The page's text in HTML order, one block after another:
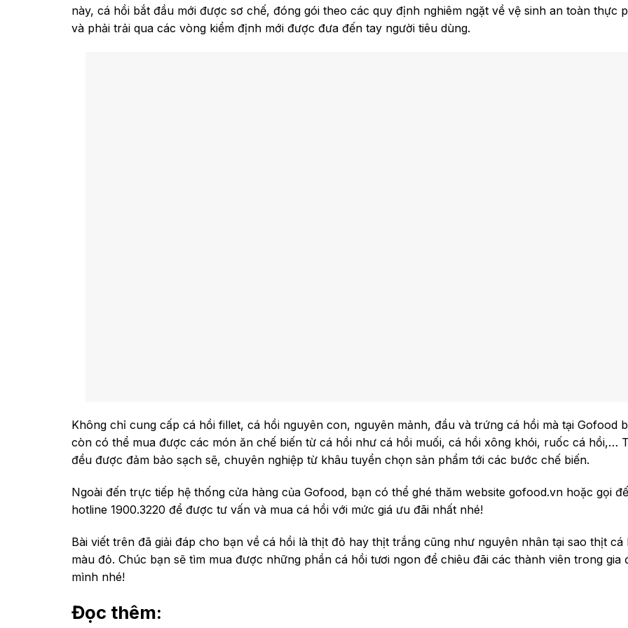
này, cá hồi bắt đầu mới được sơ chế, đóng gói theo các quy định nghiêm ngặt về vệ sinh an toàn thực
và phải trải qua các vòng kiểm định mới được đưa đến tay người tiêu dùng.
Không chỉ cung cấp cá hồi fillet, cá hồi nguyên con, nguyên mảnh, đầu và trứng cá hồi mà tại Gofood
còn có thể mua được các món ăn chế biến từ cá hồi như cá hồi muối, cá hồi xông khói, ruốc cá hồi,…
đều được đảm bảo sạch sẽ, chuyên nghiệp từ khâu tuyển chọn sản phẩm tới các bước chế biến.
Ngoài đến trực tiếp hệ thống cửa hàng của Gofood, bạn có thể ghé thăm website gofood.vn hoặc gọi
hotline 1900.3220 để được tư vấn và mua cá hồi với mức giá ưu đãi nhất nhé!
Bài viết trên đã giải đáp cho bạn về cá hồi là thịt đỏ hay thịt trắng cũng như nguyên nhân tại sao thịt cá
màu đỏ. Chúc bạn sẽ tìm mua được những phần cá hồi tươi ngon để chiêu đãi các thành viên trong gia
mình nhé!
Đọc thêm: